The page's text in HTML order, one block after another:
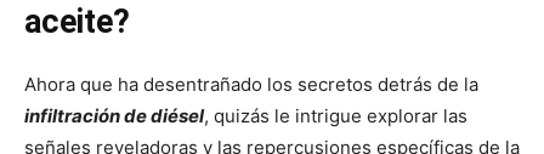
aceite?
Ahora que ha desentrañado los secretos detrás de la
infiltración de diésel, quizás le intrigue explorar las
señales reveladoras y las repercusiones específicas de la